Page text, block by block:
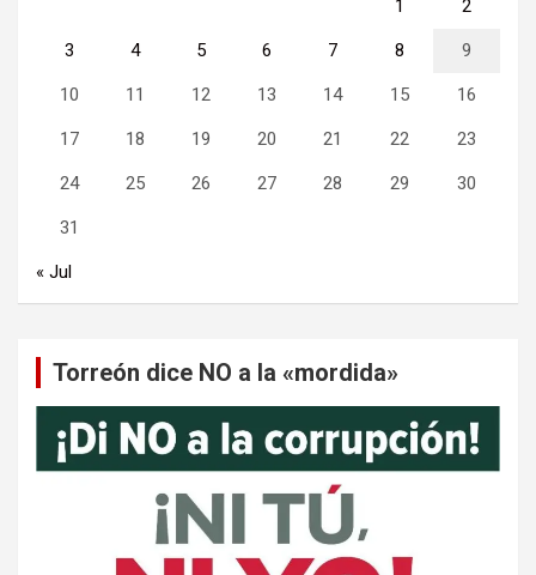
1 2
3 4 5 6 7 8 9
10 11 12 13 14 15 16
17 18 19 20 21 22 23
24 25 26 27 28 29 30
31
« Jul
Torreón dice NO a la «mordida»